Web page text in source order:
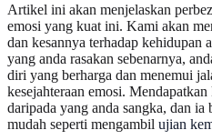
Artikel ini akan menjelaskan
emosi yang kuat ini. Kami akan
dan kesannya terhadap kehidupan
yang anda rasakan sebenarnya,
diri yang berharga dan menemui
kesejahteraan emosi.
daripada yang anda sangka, dan
mudah seperti mengambil ujian